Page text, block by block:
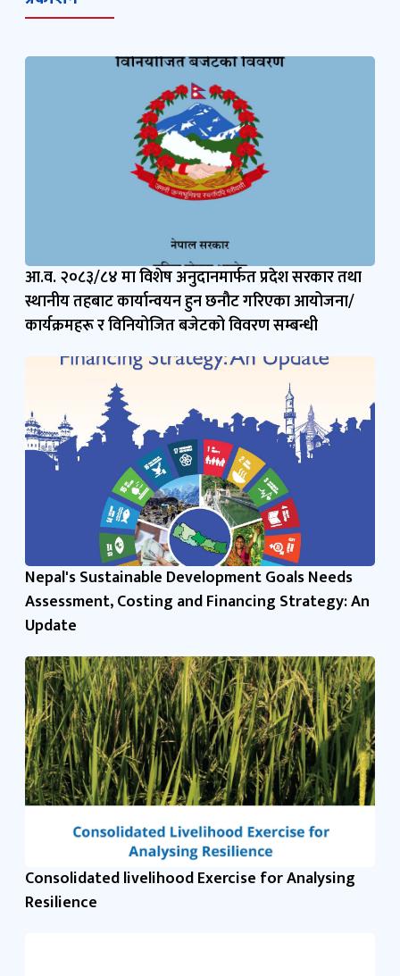
आ.व. २०८३/८४ मा विशेष अनुदानमार्फत प्रदेश सरकार तथा
स्थानीय तहबाट कार्यान्वयन हुन छनौट गरिएका आयोजना/
कार्यक्रमहरू र विनियोजित बजेटको विवरण सम्बन्धी
Nepal's Sustainable Development Goals Needs
Assessment, Costing and Financing Strategy: An
Update
Consolidated livelihood Exercise for Analysing
Resilience